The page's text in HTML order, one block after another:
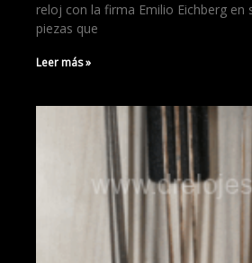
reloj con la firma Emilio Eichberg en
piezas que
Leer más »